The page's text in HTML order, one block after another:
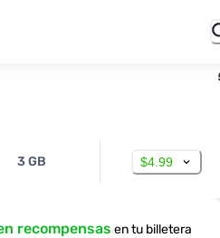
3 GB $4.99
recompensas en tu billetera